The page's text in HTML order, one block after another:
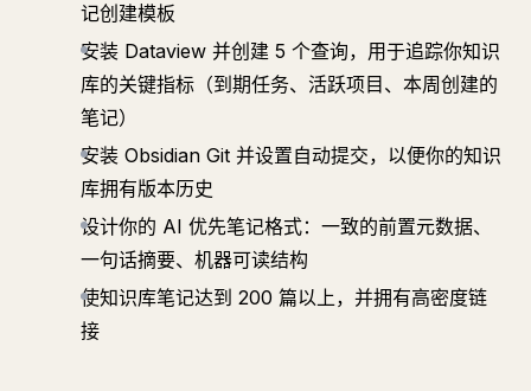
记创建模板
安装 Dataview 并创建 5 个查询，用于追踪你知识
库的关键指标（到期任务、活跃项目、本周创建的
笔记）
安装 Obsidian Git 并设置自动提交，以便你的知识
库拥有版本历史
设计你的 AI 优先笔记格式：一致的前置元数据、
一句话摘要、机器可读结构
使知识库笔记达到 200 篇以上，并拥有高密度链
接